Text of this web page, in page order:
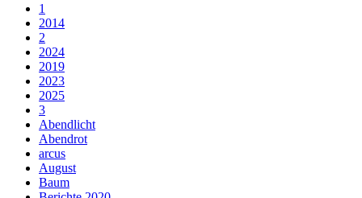
1
2014
2
2024
2019
2023
2025
3
Abendlicht
Abendrot
arcus
August
Baum